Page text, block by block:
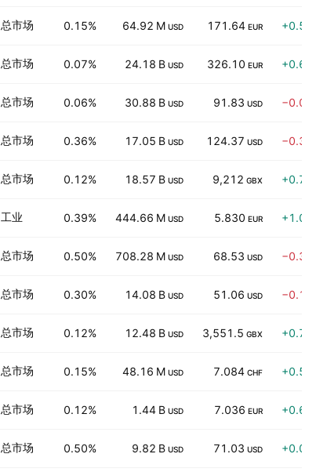
总市场 0.15% 64.92 M USD 171.64 EUR +0.56%
总市场 0.07% 24.18 B USD 326.10 EUR +0.60%
总市场 0.06% 30.88 B USD 91.83 USD −0.02%
总市场 0.36% 17.05 B USD 124.37 USD −0.30%
总市场 0.12% 18.57 B USD 9,212 GBX +0.77%
工业 0.39% 444.66 M USD 5.830 EUR +1.09%
总市场 0.50% 708.28 M USD 68.53 USD −0.39%
总市场 0.30% 14.08 B USD 51.06 USD −0.12%
总市场 0.12% 12.48 B USD 3,551.5 GBX +0.72%
总市场 0.15% 48.16 M USD 7.084 CHF +0.55%
总市场 0.12% 1.44 B USD 7.036 EUR +0.67%
总市场 0.50% 9.82 B USD 71.03 USD +0.01%